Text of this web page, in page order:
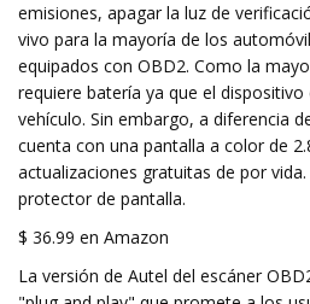
emisiones, apagar la luz de
vivo para la mayoría de los
equipados con OBD2. Como la
requiere batería ya que el
vehículo. Sin embargo, a diferencia
cuenta con una pantalla a color de
actualizaciones gratuitas de por
protector de pantalla.
$ 36.99 en Amazon
La versión de Autel del escáner